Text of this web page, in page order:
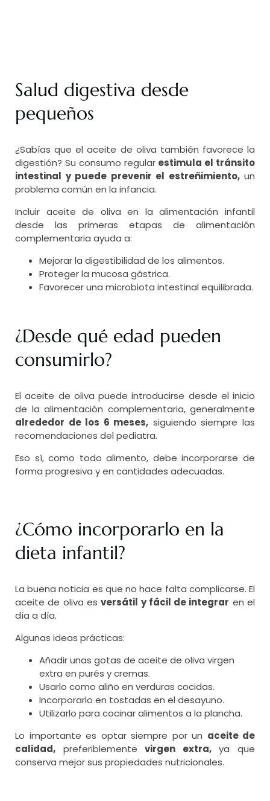
Salud digestiva desde
pequeños
¿Sabías que el aceite de oliva también favorece la
digestión? Su consumo regular estimula el tránsito
intestinal y puede prevenir el estreñimiento,un
problema común en la infancia.
Incluir aceite de oliva en la alimentación infantil
desde las primeras etapas de alimentación
complementaria ayuda a:
Mejorar la digestibilidad de los alimentos.
Proteger la mucosa gástrica.
Favorecer una microbiota intestinal equilibrada.
¿Desde qué edad pueden
consumirlo?
El aceite de oliva puede introducirse desde el inicio
de la alimentación complementaria, generalmente
alrededor de los 6 meses, siguiendo siempre las
recomendaciones del pediatra.
Eso sí, como todo alimento, debe incorporarse de
forma progresiva y en cantidades adecuadas.
¿Cómo incorporarlo en la
dieta infantil?
La buena noticia es que no hace falta complicarse. El
aceite de oliva esversátil y fácil de integrar en el
día a día.
Algunas ideas prácticas:
Añadir unas gotas de aceite de oliva virgen
extra en purés y cremas.
Usarlo como aliño en verduras cocidas.
Incorporarlo en tostadas en el desayuno.
Utilizarlo para cocinar alimentos a la plancha.
Lo importante es optar siempre por un aceite de
calidad, preferiblementevirgen extra,ya que
conserva mejor sus propiedades nutricionales.